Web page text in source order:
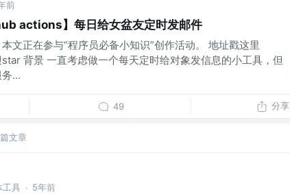
前
actions】每日给女盆友定时发邮件
文正在参与“程序员必备小知识”创作活动。 地址戳这里
背景 一直考虑做一个每天定时给对象发信息的小工具，但
...
49 分享
文章
工具 · 5年前